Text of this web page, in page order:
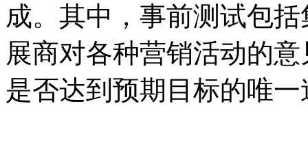
成。其中，事前测试包
展商对各种营销活动的
是否达到预期目标的唯一